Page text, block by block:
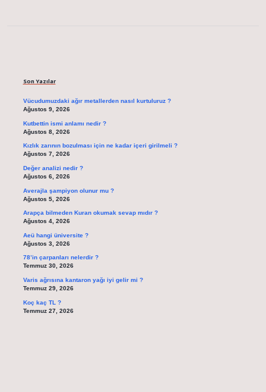
Son Yazılar
Vücudumuzdaki ağır metallerden nasıl kurtuluruz ?
Ağustos 9, 2026
Kutbettin ismi anlamı nedir ?
Ağustos 8, 2026
Kızlık zarının bozulması için ne kadar içeri girilmeli ?
Ağustos 7, 2026
Değer analizi nedir ?
Ağustos 6, 2026
Averajla şampiyon olunur mu ?
Ağustos 5, 2026
Arapça bilmeden Kuran okumak sevap mıdır ?
Ağustos 4, 2026
Aeü hangi üniversite ?
Ağustos 3, 2026
78’in çarpanları nelerdir ?
Temmuz 30, 2026
Varis ağrısına kantaron yağı iyi gelir mi ?
Temmuz 29, 2026
Koç kaç TL ?
Temmuz 27, 2026